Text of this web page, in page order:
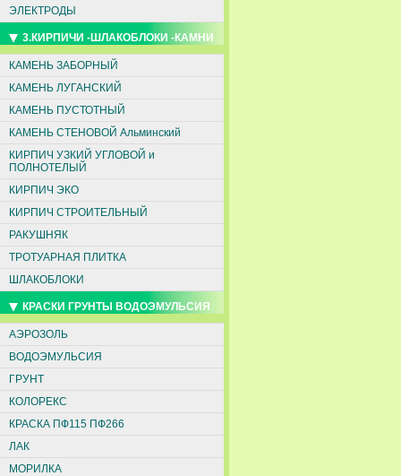
ЭЛЕКТРОДЫ
3.КИРПИЧИ -ШЛАКОБЛОКИ -КАМНИ
КАМЕНЬ ЗАБОРНЫЙ
КАМЕНЬ ЛУГАНСКИЙ
КАМЕНЬ ПУСТОТНЫЙ
КАМЕНЬ СТЕНОВОЙ Альминский
КИРПИЧ УЗКИЙ УГЛОВОЙ и
ПОЛНОТЕЛЫЙ
КИРПИЧ ЭКО
КИРПИЧ СТРОИТЕЛЬНЫЙ
РАКУШНЯК
ТРОТУАРНАЯ ПЛИТКА
ШЛАКОБЛОКИ
КРАСКИ ГРУНТЫ ВОДОЭМУЛЬСИЯ
АЭРОЗОЛЬ
ВОДОЭМУЛЬСИЯ
ГРУНТ
КОЛОРЕКС
КРАСКА ПФ115 ПФ266
ЛАК
МОРИЛКА